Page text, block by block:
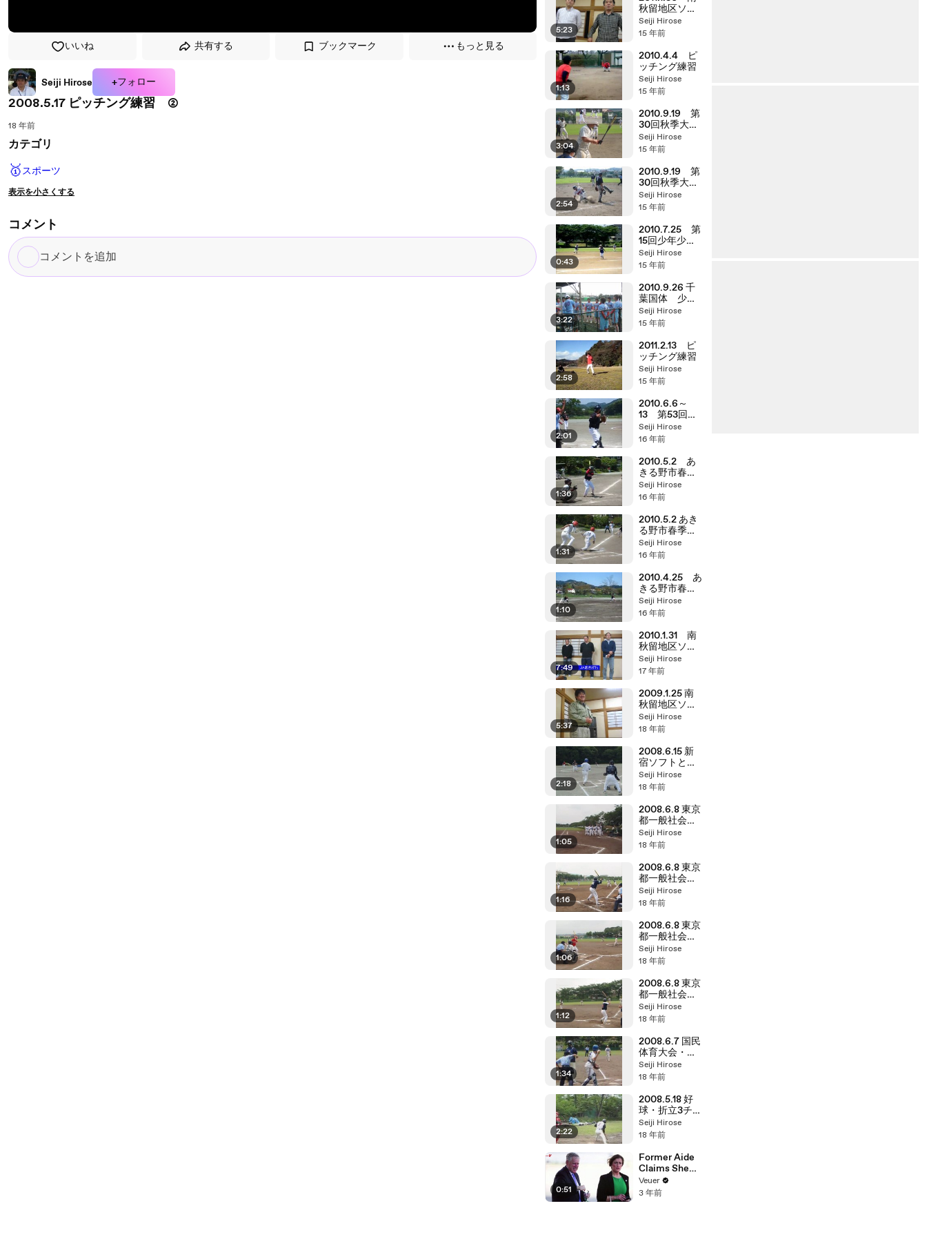
いいね 共有する ブックマーク もっと見る
Seiji Hirose +フォロー
2008.5.17 ピッチング練習 ②
18 年前
カテゴリ
🥇スポーツ
表示を小さくする
コメント
コ
メ
5:23
秋留地区ソフ
ト連盟 新年
交歓会
Seiji Hirose
15 年前
1:13
2010.4.4 ピ
ッチング練習
Seiji Hirose
15 年前
3:04
2010.9.19 第
30回秋季大会
１部 ②
Seiji Hirose
15 年前
2:54
2010.9.19 第
30回秋季大会
１部 ①
Seiji Hirose
15 年前
0:43
2010.7.25 第
15回少年少女
大会
Seiji Hirose
15 年前
3:22
2010.9.26 千
葉国体 少年
女子 東京都
vs北海道
Seiji Hirose
15 年前
2:58
2011.2.13 ピ
ッチング練習
Seiji Hirose
15 年前
2:01
2010.6.6～
13 第53回都
一般社会人大
会
Seiji Hirose
16 年前
1:36
2010.5.2 あ
きる野市春季
大会 瀬戸岡
マスターズvs
Seiji Hirose
16 年前
1:31
2010.5.2 あき
る野市春季大
会 マルセン
ソフトvs新宿
Seiji Hirose
16 年前
1:10
2010.4.25 あ
きる野市春季
大会１部 み
なみソフトサ
Seiji Hirose
16 年前
7:49
2010.1.31 南
秋留地区ソフ
ト連盟 新年
交歓会
Seiji Hirose
17 年前
5:37
2009.1.25 南
秋留地区ソフ
ト連盟 新年
交歓会
Seiji Hirose
18 年前
2:18
2008.6.15 新
宿ソフトと練
習試合
Seiji Hirose
18 年前
1:05
2008.6.8 東京
都一般社会人
大会 ④
Seiji Hirose
18 年前
1:16
2008.6.8 東京
都一般社会人
大会 ③
Seiji Hirose
18 年前
1:06
2008.6.8 東京
都一般社会人
大会 ②
Seiji Hirose
18 年前
1:12
2008.6.8 東京
都一般社会人
大会 ①
Seiji Hirose
18 年前
1:34
2008.6.7 国民
体育大会・東
京都選手選考
会 ②
Seiji Hirose
18 年前
2:22
2008.5.18 好
球・折立3チー
ム対抗戦
Seiji Hirose
18 年前
0:51
Former Aide
Claims She
Was Asked to
Make a ‘Hit
Veuer
3 年前